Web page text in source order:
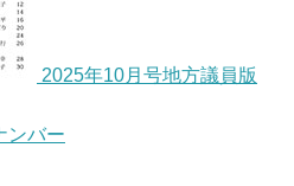
2025年10月号地方議員版
ンバー